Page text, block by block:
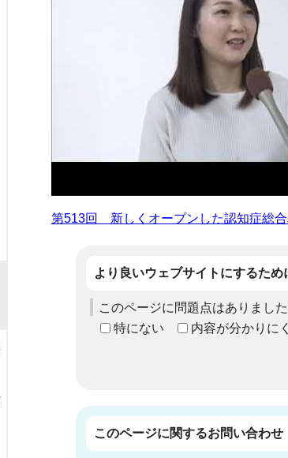
第513回 新しくオープンした認知症総
より良いウェブサイトにするため
このページに問題点はありまし
特にない
内容が分かりに
このページに関するお問い合わせ